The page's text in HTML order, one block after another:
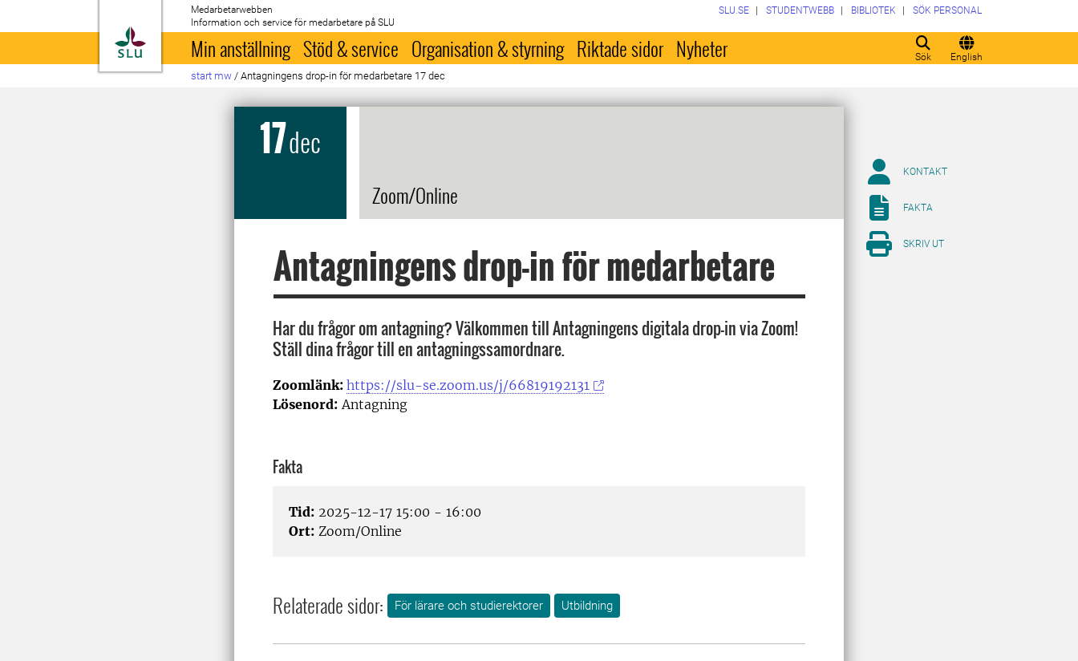
Till startsida
Medarbetarwebben
Information och service för medarbetare på SLU
Sök English
SLU.SE STUDENTWEBB BIBLIOTEK SÖK PERSONAL
Min anställning Stöd & service Organisation & styrning Riktade sidor Nyheter
start mw / Antagningens drop-in för medarbetare 17 dec
17dec
Zoom/Online
Antagningens drop-in för medarbetare
Har du frågor om antagning? Välkommen till Antagningens digitala drop-in via Zoom!
Ställ dina frågor till en antagningssamordnare.
Zoomlänk: https://slu-se.zoom.us/j/66819192131
Lösenord: Antagning
Fakta
Tid: 2025-12-17 15:00 - 16:00
Ort: Zoom/Online
Relaterade sidor: För lärare och studierektorer Utbildning
KONTAKT
FAKTA
SKRIV UT